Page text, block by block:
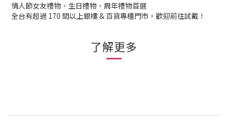
情人節女友禮物、生日禮物、周年禮物首選
全台有超過 170 間以上銀樓 & 百貨專櫃門市，歡迎前往試戴！
了解更多